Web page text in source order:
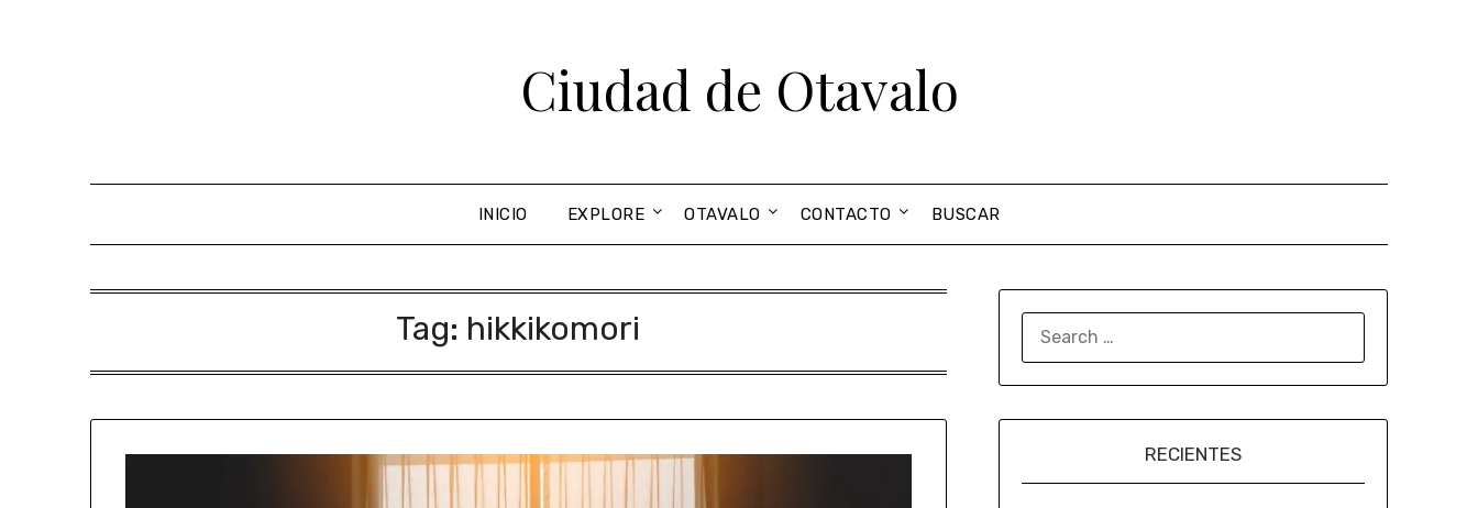
Ciudad de Otavalo
INICIO EXPLORE OTAVALO CONTACTO BUSCAR
Tag: hikkikomori
RECIENTES